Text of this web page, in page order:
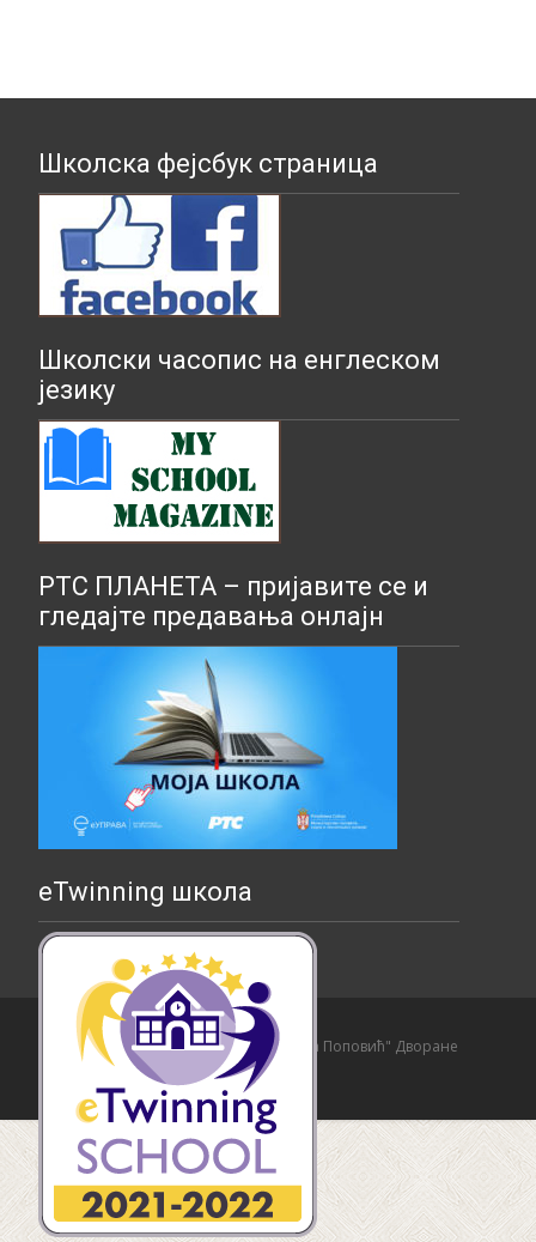
Школска фејсбук страница
Школски часопис на енглеском
језику
РТС ПЛАНЕТА – пријавите се и
гледајте предавања онлајн
eTwinning школа
Copyright © Основна школа "Страхиња Поповић" Дворане
Izrada sajta i hosting:
Hosting-Srbija